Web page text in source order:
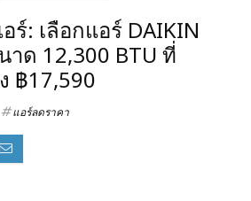
ร์: เลือกแอร์ DAIKIN
าด 12,300 BTU ที่
฿17,590
แอร์ลดราคา